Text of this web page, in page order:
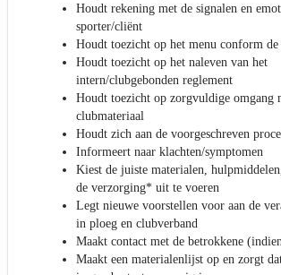
Houdt rekening met de signalen en
sporter/cliënt
Houdt toezicht op het menu conform
Houdt toezicht op het naleven van het
intern/clubgebonden reglement
Houdt toezicht op zorgvuldige omgang
clubmateriaal
Houdt zich aan de voorgeschreven
Informeert naar klachten/symptomen
Kiest de juiste materialen,
de verzorging* uit te voeren
Legt nieuwe voorstellen voor aan de
in ploeg en clubverband
Maakt contact met de betrokkene
Maakt een materialenlijst op en zorgt